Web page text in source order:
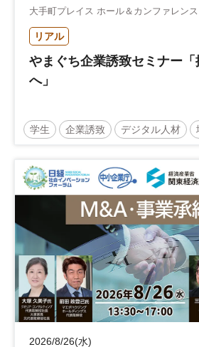
大手町プレイス ホール＆カンファレンス
リアル
やまぐち企業誘致セミナー「
へ」
学生 企業誘致 デジタル人材
地域活性化 自治体
2026/8/26(水)